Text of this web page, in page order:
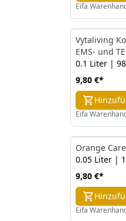
Eifa
Vytaliving
EMS- und
0.1 Liter |
9,80 €*
Eifa
Orange
0.05 Liter |
9,80 €*
Eifa